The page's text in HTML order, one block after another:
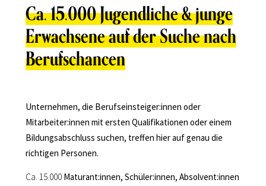
Ca. 15.000 Jugendliche & junge
Erwachsene auf der Suche nach
Berufschancen
Unternehmen, die Berufseinsteiger:innen oder
Mitarbeiter:innen mit ersten Qualifikationen oder einem
Bildungsabschluss suchen, treffen hier auf genau die
richtigen Personen.
Ca. 15.000 Maturant:innen, Schüler:innen, Absolvent:innen